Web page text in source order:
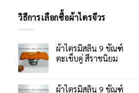
วิธีการเลือกซื้อผ้าไตรจีวร
ผ้าไตรมิสลิน 9 ขัณฑ์
ตะเข็บคู่ สีราชนิยม
ผ้าไตรมิสลิน 9 ขัณฑ์